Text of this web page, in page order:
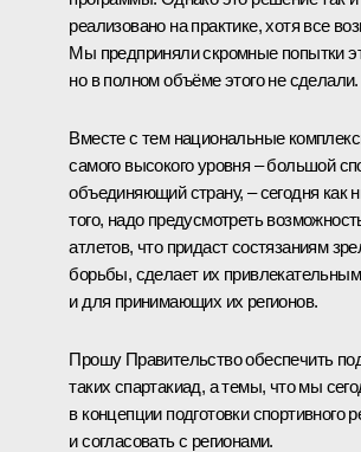
реализовано на практике, хотя все
Мы предприняли скромные попытки
но в полном объёме этого не сделали.
Вместе с тем национальные
самого высокого уровня – большой
объединяющий страну, – сегодня как
того, надо предусмотреть
атлетов, что придаст состязаниям
борьбы, сделает их
и для принимающих их регионов.
Прошу Правительство обеспечить
таких спартакиад, а темы, что мы
в концепции подготовки спортивного
и согласовать с регионами.